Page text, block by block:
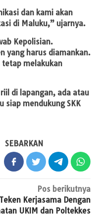
dan kami akan
di Maluku,” ujarnya.
Kepolisian.
yang harus diamankan.
tetap melakukan
di lapangan, ada atau
siap mendukung SKK
SEBARKAN
Pos berikutnya
Kerjasama Dengan
UKIM dan Poltekkes